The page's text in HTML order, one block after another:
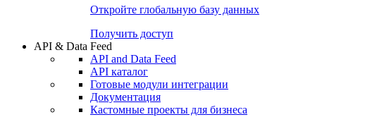
Откройте глобальную базу данных
Получить доступ
API & Data Feed
API and Data Feed
API каталог
Готовые модули интеграции
Документация
Кастомные проекты для бизнеса